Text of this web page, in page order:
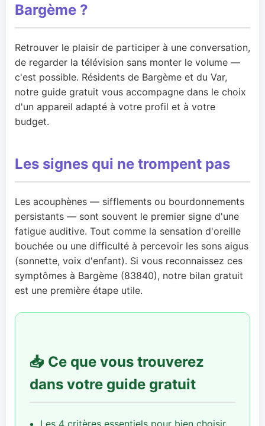
Bargème ?
Retrouver le plaisir de participer à une conversation,
de regarder la télévision sans monter le volume —
c'est possible. Résidents de Bargème et du Var,
notre guide gratuit vous accompagne dans le choix
d'un appareil adapté à votre profil et à votre
budget.
Les signes qui ne trompent pas
Les acouphènes — sifflements ou bourdonnements
persistants — sont souvent le premier signe d'une
fatigue auditive. Tout comme la sensation d'oreille
bouchée ou une difficulté à percevoir les sons aigus
(sonnette, voix d'enfant). Si vous reconnaissez ces
symptômes à Bargème (83840), notre bilan gratuit
est une première étape utile.
📥 Ce que vous trouverez
dans votre guide gratuit
Les 4 critères essentiels pour bien choisir